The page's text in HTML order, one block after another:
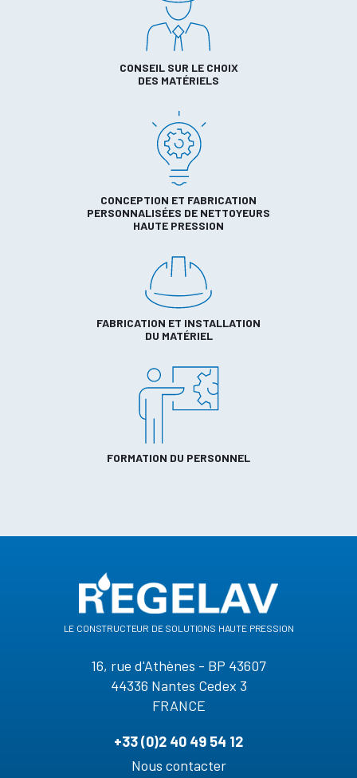
CONSEIL SUR LE CHOIX
DES MATÉRIELS
CONCEPTION ET FABRICATION
PERSONNALISÉES DE NETTOYEURS
HAUTE PRESSION
FABRICATION ET INSTALLATION
DU MATÉRIEL
FORMATION DU PERSONNEL
le constructeur de solutions haute pression
16, rue d'Athènes - BP 43607
44336 Nantes Cedex 3
FRANCE
+33 (0)2 40 49 54 12
Nous contacter